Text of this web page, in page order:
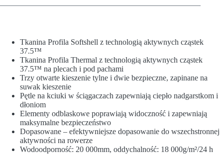
Tkanina Profila Softshell z technologią aktywnych cząstek
37.5™
Tkanina Profila Thermal z technologią aktywnych cząstek
37.5™ na plecach i pod pachami
Trzy otwarte kieszenie tylne i dwie bezpieczne, zapinane na
suwak kieszenie
Pętle na kciuki w ściągaczach zapewniają ciepło nadgarstkom i
dłoniom
Elementy odblaskowe poprawiają widoczność i zapewniają
maksymalne bezpieczeństwo
Dopasowane – efektywniejsze dopasowanie do wszechstronnej
aktywności na rowerze
Wodoodporność: 20 000mm, oddychalność: 18 000g/m²/24 h